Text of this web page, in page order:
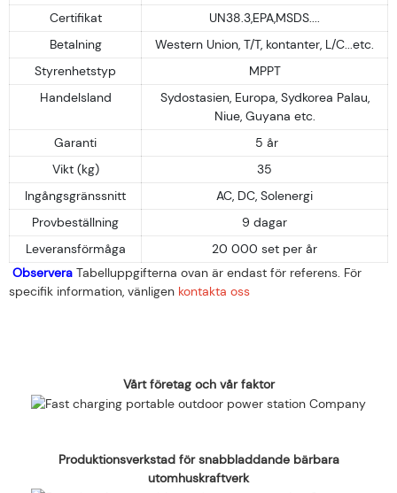
Certifikat
UN38.3,EPA,MSDS....
Betalning
Western Union, T/T, kontanter, L/C...etc.
Styrenhetstyp
MPPT
Handelsland
Sydostasien, Europa, Sydkorea Palau,
Niue, Guyana etc.
Garanti
5 år
Vikt (kg)
35
Ingångsgränssnitt
AC, DC, Solenergi
Provbeställning
9 dagar
Leveransförmåga
20 000 set per år
Observera Tabelluppgifterna ovan är endast för referens. För
specifik information, vänligen kontakta oss
Vårt företag och vår faktor
Produktionsverkstad för snabbladdande bärbara
utomhuskraftverk